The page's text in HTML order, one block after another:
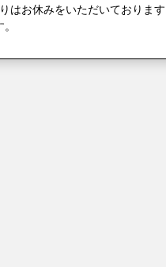
はお休みをいただいております